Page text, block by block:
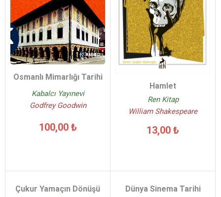
Osmanlı Mimarlığı Tarihi
Kabalcı Yayınevi
Godfrey Goodwin
100,00 ₺
Hamlet
Ren Kitap
William Shakespeare
13,00 ₺
Çukur Yamaçın Dönüşü Dünya Sinema Tarihi